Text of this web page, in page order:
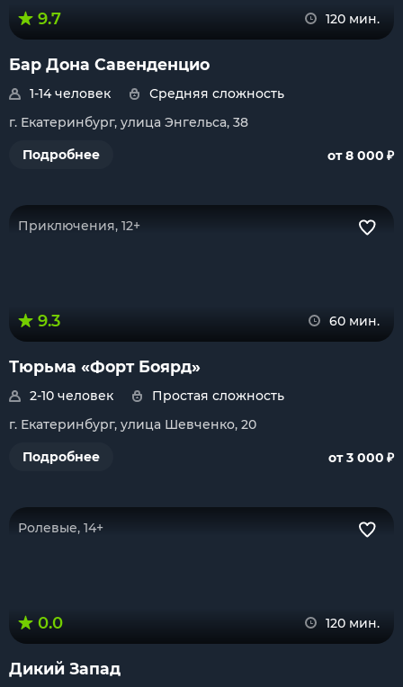
9.7 120 мин.
Бар Дона Савенденцио
1-14 человек
Средняя сложность
г. Екатеринбург, улица Энгельса, 38
Подробнее
от 8 000 ₽
Приключения, 12+
9.3 60 мин.
Тюрьма «Форт Боярд»
2-10 человек
Простая сложность
г. Екатеринбург, улица Шевченко, 20
Подробнее
от 3 000 ₽
Ролевые, 14+
0.0 120 мин.
Дикий Запад